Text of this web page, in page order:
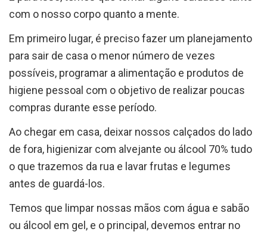
com o nosso corpo quanto a mente.
Em primeiro lugar, é preciso fazer um planejamento
para sair de casa o menor número de vezes
possíveis, programar a alimentação e produtos de
higiene pessoal com o objetivo de realizar poucas
compras durante esse período.
Ao chegar em casa, deixar nossos calçados do lado
de fora, higienizar com alvejante ou álcool 70% tudo
o que trazemos da rua e lavar frutas e legumes
antes de guardá-los.
Temos que limpar nossas mãos com água e sabão
ou álcool em gel, e o principal, devemos entrar no